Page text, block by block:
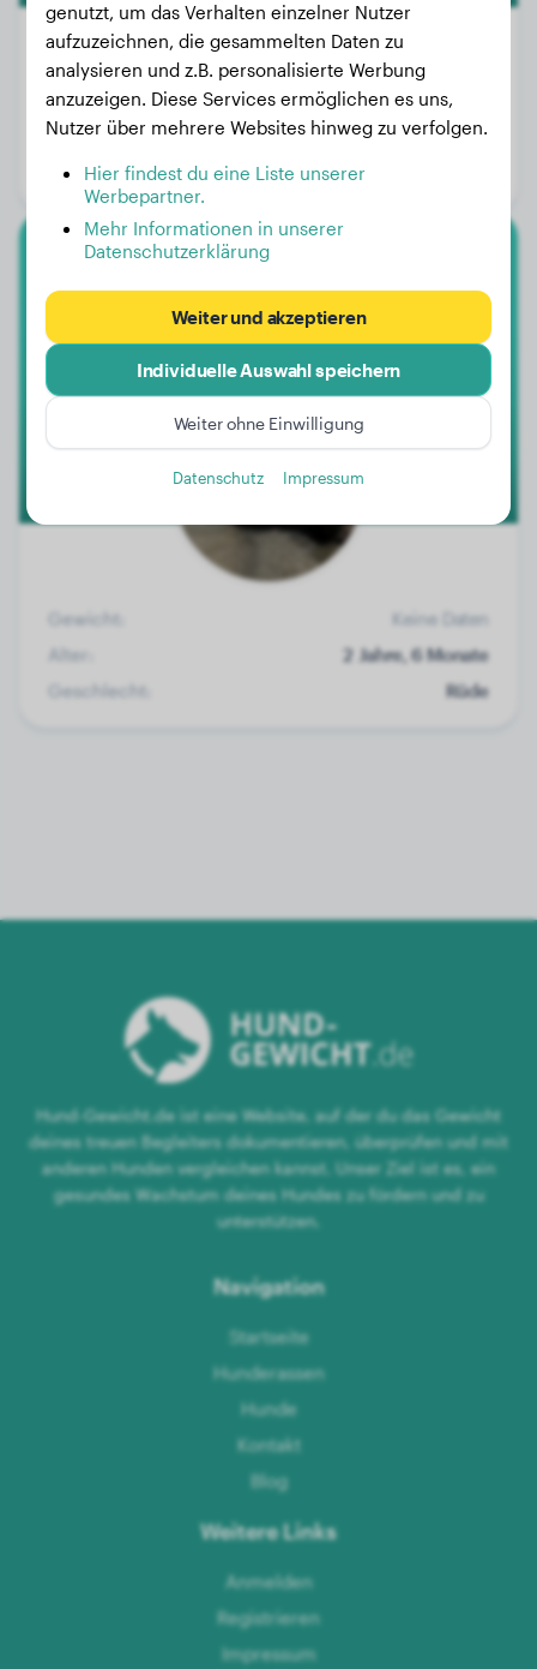
Gewicht:
15 kg
Alter:
2 Jahre, 2 Monate
Geschlecht:
Witcher
Gewicht:
Keine Daten
Alter:
2 Jahre, 6 Monate
Geschlecht:
Rüde
Hund-Gewicht.de ist eine Website, auf der du das Gewicht
deines treuen Begleiters dokumentieren, überprüfen und mit
anderen Hunden vergleichen kannst. Unser Ziel ist es, ein
gesundes Wachstum deines Hundes zu fördern und zu
unterstützen.
Navigation
Startseite
Hunderassen
Hunde
Kontakt
Blog
Weitere Links
Anmelden
Registrieren
Impressum
genutzt, um das Verhalten einzelner Nutzer
aufzuzeichnen, die gesammelten Daten zu
analysieren und z.B. personalisierte Werbung
anzuzeigen. Diese Services ermöglichen es uns,
Nutzer über mehrere Websites hinweg zu verfolgen.
Hier findest du eine Liste unserer
Werbepartner.
Mehr Informationen in unserer
Datenschutzerklärung
Weiter und akzeptieren
Individuelle Auswahl speichern
Weiter ohne Einwilligung
Datenschutz Impressum